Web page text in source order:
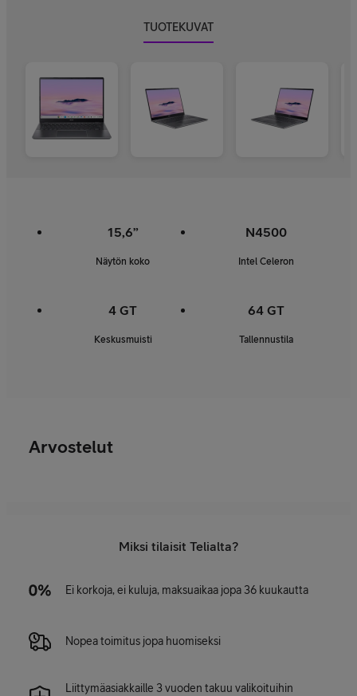
TUOTEKUVAT
15,6”
Näytön koko
N4500
Intel Celeron
4 GT
Keskusmuisti
64 GT
Tallennustila
Arvostelut
Miksi tilaisit Telialta?
Ei korkoja, ei kuluja, maksuaikaa jopa 36 kuukautta
Nopea toimitus jopa huomiseksi
Liittymäasiakkaille 3 vuoden takuu valikoituihin